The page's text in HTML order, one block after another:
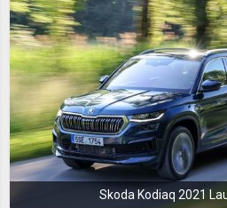
Skoda Kodiaq 2021